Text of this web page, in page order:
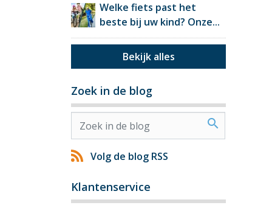
Welke fiets past het
beste bij uw kind? Onze...
Bekijk alles
Zoek in de blog
search
Volg de blog RSS
Klantenservice